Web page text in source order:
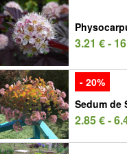
3.21 € -
- 20%
Sedum de
2.85 € -